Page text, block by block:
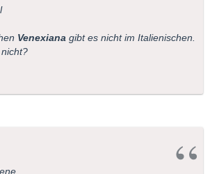
Venexiana gibt es nicht im Italienischen.